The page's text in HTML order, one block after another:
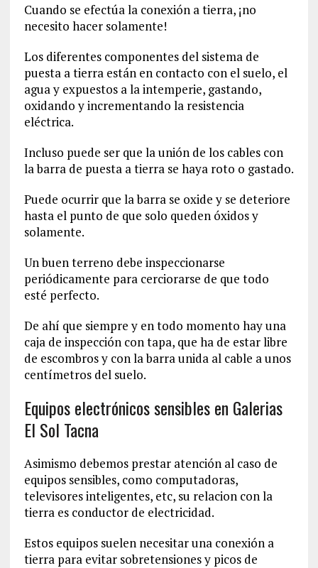
Cuando se efectúa la conexión a tierra, ¡no
necesito hacer solamente!
Los diferentes componentes del sistema de
puesta a tierra están en contacto con el suelo, el
agua y expuestos a la intemperie, gastando,
oxidando y incrementando la resistencia
eléctrica.
Incluso puede ser que la unión de los cables con
la barra de puesta a tierra se haya roto o gastado.
Puede ocurrir que la barra se oxide y se deteriore
hasta el punto de que solo queden óxidos y
solamente.
Un buen terreno debe inspeccionarse
periódicamente para cerciorarse de que todo
esté perfecto.
De ahí que siempre y en todo momento hay una
caja de inspección con tapa, que ha de estar libre
de escombros y con la barra unida al cable a unos
centímetros del suelo.
Equipos electrónicos sensibles en Galerias
El Sol Tacna
Asimismo debemos prestar atención al caso de
equipos sensibles, como computadoras,
televisores inteligentes, etc, su relacion con la
tierra es conductor de electricidad.
Estos equipos suelen necesitar una conexión a
tierra para evitar sobretensiones y picos de